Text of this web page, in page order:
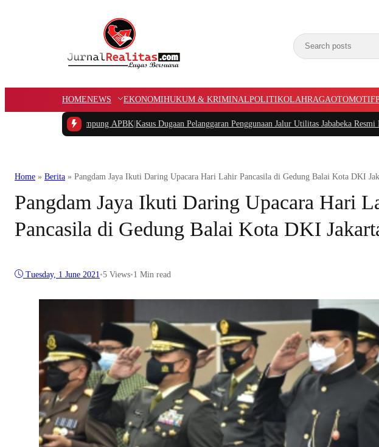
HOMENEWS EKONOMIHUKUM & KRIMINALPOLITIKOLAHRAGAOTOMOTIF
Dana Kampung APBK|Kasus Dugaan Pelanggaran Penggunaan Jalur Utilitas Jababeka Resmi Naik ke
Home » Berita » Pangdam Jaya Ikuti Daring Upacara Hari Lahir Pancasila di Gedung Balai Kota DKI
Pangdam Jaya Ikuti Daring Upacara Hari
Pancasila di Gedung Balai Kota DKI
Tuesday, 1 June 2021 •5 Views•1 Min read